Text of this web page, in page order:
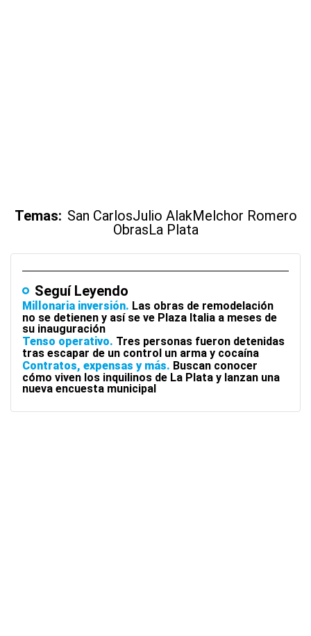
Temas: San CarlosJulio AlakMelchor Romero
ObrasLa Plata
Seguí Leyendo
Millonaria inversión Las obras de remodelación
no se detienen y así se ve Plaza Italia a meses de
su inauguración
Tenso operativo Tres personas fueron detenidas
tras escapar de un control un arma y cocaína
Contratos, expensas y más Buscan conocer
cómo viven los inquilinos de La Plata y lanzan una
nueva encuesta municipal